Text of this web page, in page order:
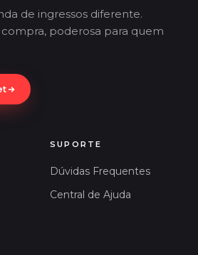
de ingressos diferente.
poderosa para quem
SUPORTE
Dúvidas Frequentes
Central de Ajuda